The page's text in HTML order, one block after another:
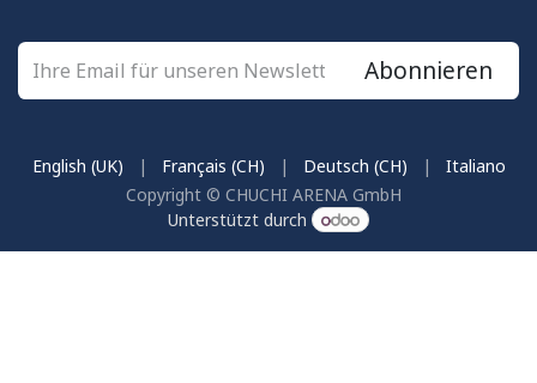
Abonnieren
Copyright © CHUCHI ARENA GmbH
English (UK) | Français (CH) | Deutsch (CH) | Italiano
Unterstützt durch